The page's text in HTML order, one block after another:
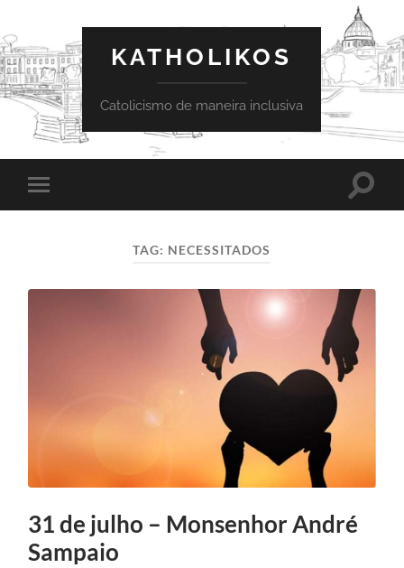
KATHOLIKOS
Catolicismo de maneira inclusiva
Toggle
mobile
Toggle
TAG: NECESSITADOS
31 de julho – Monsenhor André
Sampaio